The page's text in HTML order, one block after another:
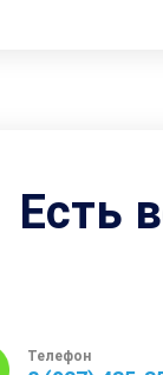
Есть
Телефон